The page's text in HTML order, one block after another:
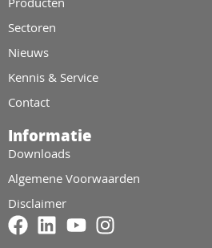
Informatie
Downloads
Algemene Voorwaarden
Disclaimer
Producten
Sectoren
Nieuws
Kennis & Service
Contact